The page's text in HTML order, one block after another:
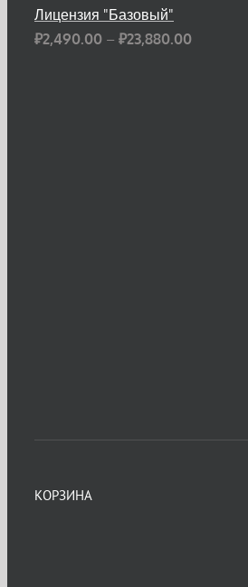
Лицензия "Базовый"
₽2,490.00 – ₽23,880.00Диапазон
КОРЗИНА